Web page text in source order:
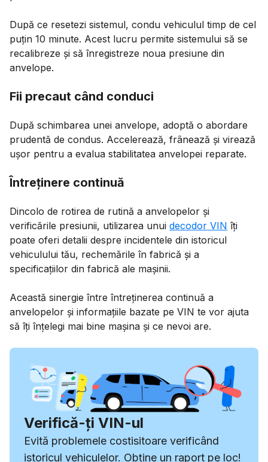
După ce resetezi sistemul, condu vehiculul timp de cel
puțin 10 minute. Acest lucru permite sistemului să se
recalibreze și să înregistreze noua presiune din
anvelope.
Fii precaut când conduci
După schimbarea unei anvelope, adoptă o abordare
prudentă de condus. Accelerează, frânează și virează
ușor pentru a evalua stabilitatea anvelopei reparate.
Întreținere continuă
Dincolo de rotirea de rutină a anvelopelor și
verificările presiunii, utilizarea unui decodor VIN îți
poate oferi detalii despre incidentele din istoricul
vehiculului tău, rechemările în fabrică și a
specificațiilor din fabrică ale mașinii.
Această sinergie între întreținerea continuă a
anvelopelor și informațiile bazate pe VIN te vor ajuta
să îți înțelegi mai bine mașina și ce nevoi are.
Verifică-ți VIN-ul
Evită problemele costisitoare verificând
istoricul vehiculelor. Obține un raport pe loc!